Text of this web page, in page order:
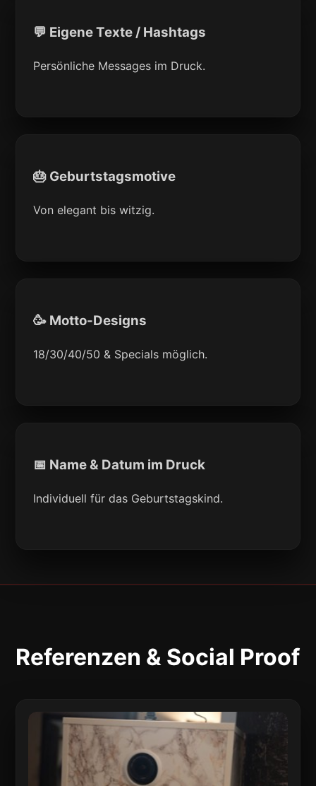
💬 Eigene Texte / Hashtags
Persönliche Messages im Druck.
🎂 Geburtstagsmotive
Von elegant bis witzig.
🥳 Motto-Designs
18/30/40/50 & Specials möglich.
📅 Name & Datum im Druck
Individuell für das Geburtstagskind.
Referenzen & Social Proof